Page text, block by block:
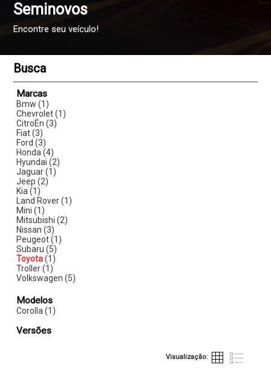
Seminovos
Encontre seu veículo!
Busca
Marcas
Bmw (1)
Chevrolet (1)
CitroËn (3)
Fiat (3)
Ford (3)
Honda (4)
Hyundai (2)
Jaguar (1)
Jeep (2)
Kia (1)
Land Rover (1)
Mini (1)
Mitsubishi (2)
Nissan (3)
Peugeot (1)
Subaru (5)
Toyota(1)
Troller (1)
Volkswagen (5)
Modelos
Corolla (1)
Versões
Visualização: